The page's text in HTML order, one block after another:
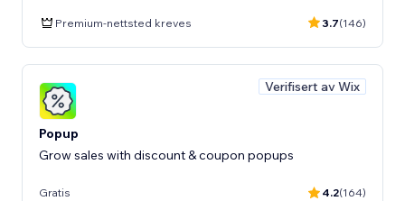
Premium-nettsted kreves 3.7(146)
Verifisert av Wix
Popup
Grow sales with discount & coupon popups
Gratis 4.2(164)